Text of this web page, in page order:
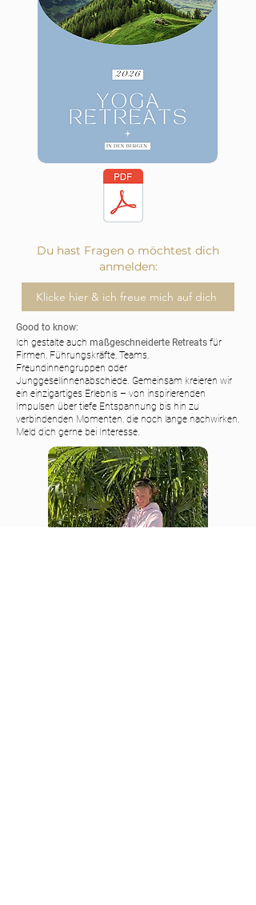
Du hast Fragen o möchtest dich
anmelden:
Klicke hier & ich freue mich auf dich
Good to know:
Ich gestalte auch maßgeschneiderte Retreats für
Firmen, Führungskräfte, Teams,
Freundinnengruppen oder
Junggesellinnenabschiede. Gemeinsam kreieren wir
ein einzigartiges Erlebnis – von inspirierenden
Impulsen über tiefe Entspannung bis hin zu
verbindenden Momenten, die noch lange nachwirken.
Meld dich gerne bei Interesse.